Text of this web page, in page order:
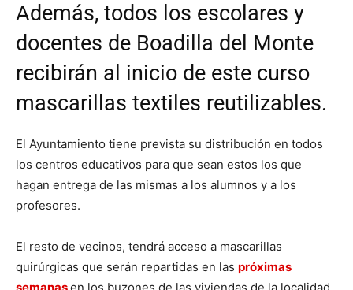
Además, todos los escolares y
docentes de Boadilla del Monte
recibirán al inicio de este curso
mascarillas textiles reutilizables.
El Ayuntamiento tiene prevista su distribución en todos
los centros educativos para que sean estos los que
hagan entrega de las mismas a los alumnos y a los
profesores.
El resto de vecinos, tendrá acceso a mascarillas
quirúrgicas que serán repartidas en las próximas